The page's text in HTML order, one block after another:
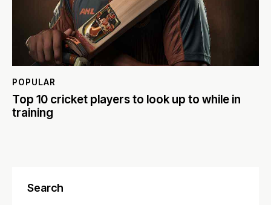
POPULAR
Top 10 cricket players to look up to while in
training
Search